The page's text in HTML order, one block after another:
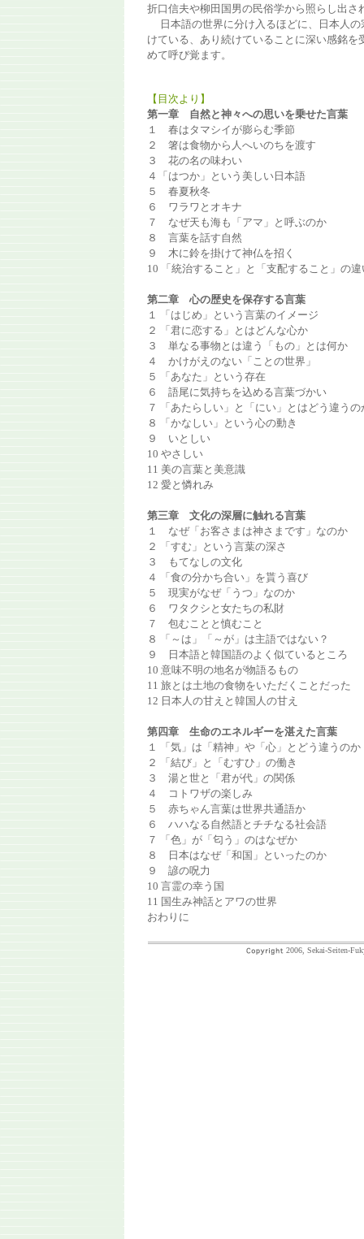
折口信夫や柳田国男の民俗学から照らし出さ
日本語の世界に分け入るほどに、日本人の
けている、あり続けていることに深い感銘
めて呼び覚ます。
【目次より】
第一章 自然と神々への思いを乗せた言葉
１ 春はタマシイが膨らむ季節
２ 箸は食物から人へいのちを渡す
３ 花の名の味わい
４「はつか」という美しい日本語
５ 春夏秋冬
６ ワラワとオキナ
７ なぜ天も海も「アマ」と呼ぶのか
８ 言葉を話す自然
９ 木に鈴を掛けて神仏を招く
10 「統治すること」と「支配すること」の違
第二章 心の歴史を保存する言葉
１ 「はじめ」という言葉のイメージ
２ 「君に恋する」とはどんな心か
３ 単なる事物とは違う「もの」とは何か
４ かけがえのない「ことの世界」
５ 「あなた」という存在
６ 語尾に気持ちを込める言葉づかい
７ 「あたらしい」と「にい」とはどう違うの
８ 「かなしい」という心の動き
９ いとしい
10 やさしい
11 美の言葉と美意識
12 愛と憐れみ
第三章 文化の深層に触れる言葉
１ なぜ「お客さまは神さまです」なのか
２ 「すむ」という言葉の深さ
３ もてなしの文化
４ 「食の分かち合い」を貰う喜び
５ 現実がなぜ「うつ」なのか
６ ワタクシと女たちの私財
７ 包むことと慎むこと
８ 「～は」「～が」は主語ではない？
９ 日本語と韓国語のよく似ているところ
10 意味不明の地名が物語るもの
11 旅とは土地の食物をいただくことだった
12 日本人の甘えと韓国人の甘え
第四章 生命のエネルギーを湛えた言葉
１ 「気」は「精神」や「心」とどう違うのか
２ 「結び」と「むすひ」の働き
３ 湯と世と「君が代」の関係
４ コトワザの楽しみ
５ 赤ちゃん言葉は世界共通語か
６ ハハなる自然語とチチなる社会語
７ 「色」が「匂う」のはなぜか
８ 日本はなぜ「和国」といったのか
９ 諺の呪力
10 言霊の幸う国
11 国生み神話とアワの世界
おわりに
2006, Sekai-Seiten-